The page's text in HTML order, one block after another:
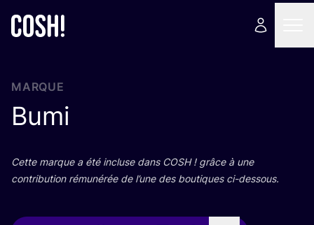
MARQUE
Bumi
Cette marque a été incluse dans COSH! grâce à une
contri­bu­tion rému­né­rée de l’une des bou­tiques ci-dessous.